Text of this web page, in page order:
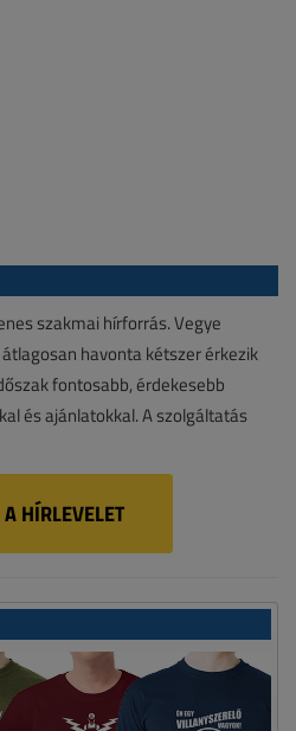
szakmai hírforrás. Vegye
havonta kétszer érkezik
fontosabb, érdekesebb
és ajánlatokkal. A szolgáltatás
HÍRLEVELET